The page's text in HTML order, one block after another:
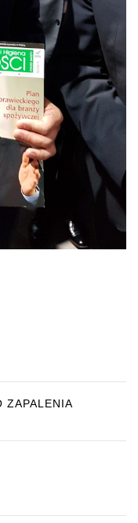
ZAPALENIA